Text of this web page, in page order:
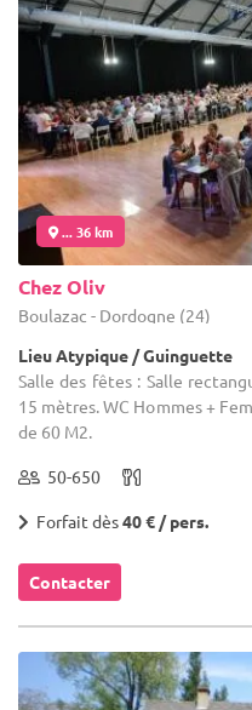
... 36 km
Chez Oliv
Boulazac - Dordogne (24)
Lieu Atypique / Guinguette
Salle des fêtes : Salle
15 mètres. WC Hommes +
de 60 M2.
50-650
Forfait dès40 € / pers.
Contacter